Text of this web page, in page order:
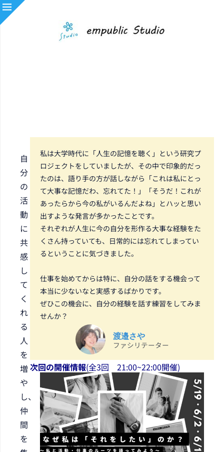
自
分
の
活
動
に
共
感
し
て
く
れ
る
人
を
増
や
し、
仲
間
を
私は大学時代に「人生の記憶を聴く」という研究プ
ロジェクトをしていましたが、その中で印象的だっ
たのは、語り手の方が話しながら「これは私にとっ
て大事な記憶だわ、忘れてた！」「そうだ！これが
あったらから今の私がいるんだよね」とハッと思い
出すような発言が多かったことです。
それぞれが人生に今の自分を形作る大事な経験をた
くさん持っていても、日常的には忘れてしまってい
るということに気づきました。
仕事を始めてからは特に、自分の話をする機会って
本当に少ないなと実感するばかりです。
ぜひこの機会に、自分の経験を話す練習をしてみま
せんか？
渡邉さや
ファシリテーター
次回の開催情報(全3回 21:00~22:00開催)